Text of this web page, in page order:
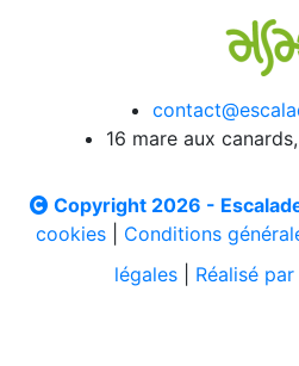
16 mare aux
Copyright 2026 -
cookies| Conditions
légales
Réalisé par